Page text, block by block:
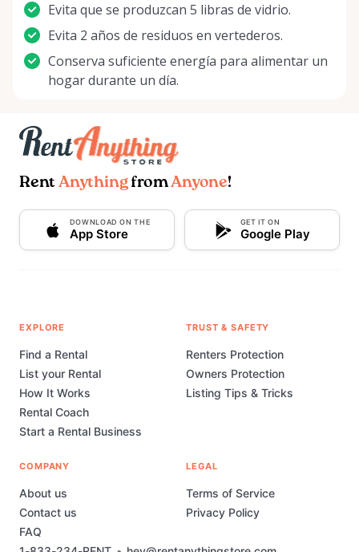
Evita que se produzcan 5 libras de vidrio.
Evita 2 años de residuos en vertederos.
Conserva suficiente energía para alimentar un
hogar durante un día.
Rent AnythingfromAnyone!
DOWNLOAD ON THE
App Store
GET IT ON
Google Play
EXPLORE
Find a Rental
List your Rental
How It Works
Rental Coach
Start a Rental Business
TRUST & SAFETY
Renters Protection
Owners Protection
Listing Tips & Tricks
COMPANY
About us
Contact us
FAQ
LEGAL
Terms of Service
Privacy Policy